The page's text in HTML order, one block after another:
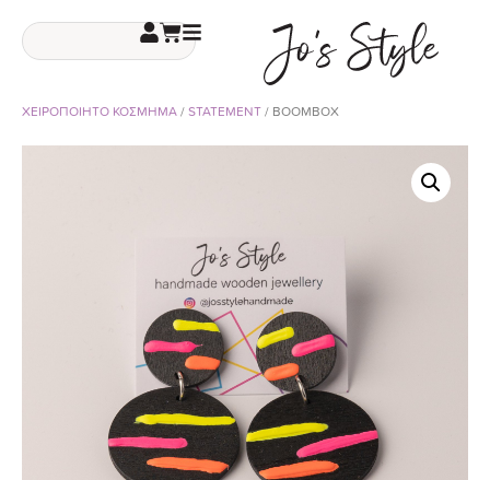
ΧΕΙΡΟΠΟΙΗΤΟ ΚΟΣΜΗΜΑ/STATEMENT/ BOOMBOX